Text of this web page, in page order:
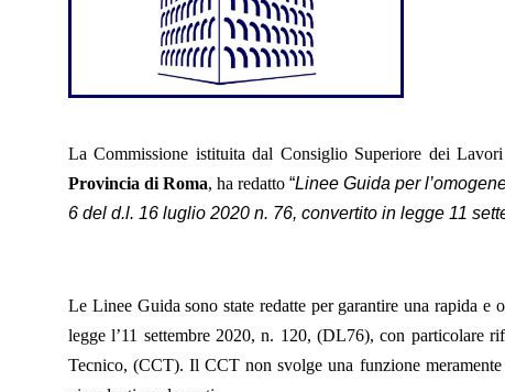
La Commissione istituita dal Consiglio Superiore dei
Provincia di Roma, ha redatto“Linee Guida per
6 del d.l. 16 luglio 2020 n. 76, convertito in legge 11
Le Linee Guida sono state redatte per garantire una rapida
legge l’11 settembre 2020, n. 120, (DL76), con particolare
Tecnico, (CCT). Il CCT non svolge una funzione